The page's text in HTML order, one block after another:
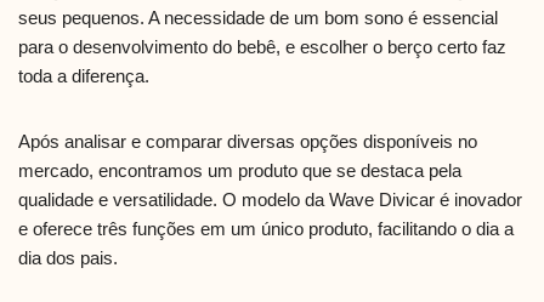
seus pequenos. A necessidade de um bom sono é essencial
para o desenvolvimento do bebê, e escolher o berço certo faz
toda a diferença.
Após analisar e comparar diversas opções disponíveis no
mercado, encontramos um produto que se destaca pela
qualidade e versatilidade. O modelo da Wave Divicar é inovador
e oferece três funções em um único produto, facilitando o dia a
dia dos pais.